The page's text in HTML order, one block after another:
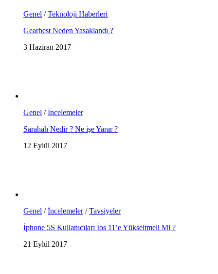
Genel /Teknoloji Haberleri
Gearbest Neden Yasaklandı ?
3 Haziran 2017
Genel /İncelemeler
Sarahah Nedir ? Ne işe Yarar ?
12 Eylül 2017
Genel /İncelemeler/Tavsiyeler
İphone 5S Kullanıcıları İos 11’e Yükseltmeli Mi ?
21 Eylül 2017